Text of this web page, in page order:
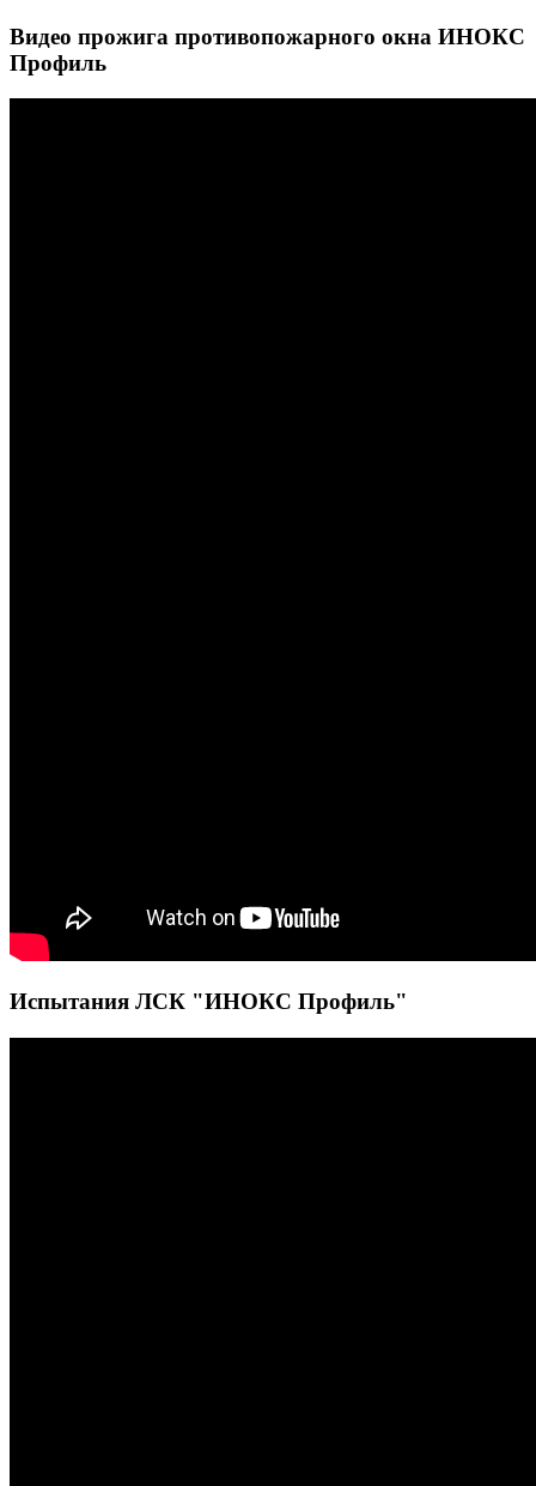
Видео прожига противопожарного окна ИНОКС
Профиль
Испытания ЛСК "ИНОКС Профиль"